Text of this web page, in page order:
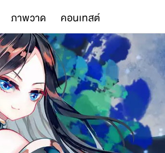
ภาพวาด คอนเทสต์